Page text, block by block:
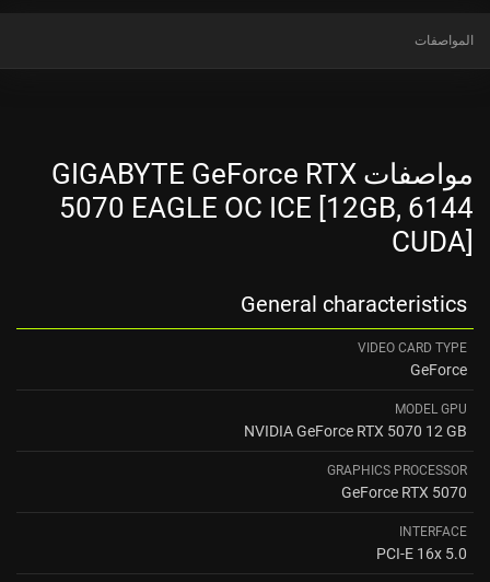
المواصفات
مواصفات GIGABYTE GeForce RTX
5070 EAGLE OC ICE [12GB, 6144
CUDA]
General characteristics
VIDEO CARD TYPE
GeForce
MODEL GPU
NVIDIA GeForce RTX 5070 12 GB
GRAPHICS PROCESSOR
GeForce RTX 5070
INTERFACE
PCI-E 16x 5.0